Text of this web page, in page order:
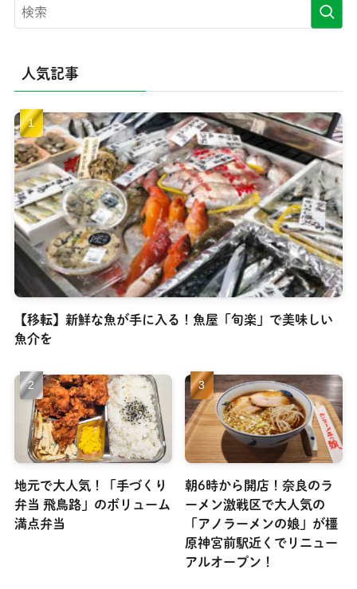
人気記事
【移転】新鮮な魚が手に入る！魚屋「旬楽」で美味しい
魚介を
地元で大人気！「手づくり
弁当 飛鳥路」のボリューム
満点弁当
朝6時から開店！奈良のラ
ーメン激戦区で大人気の
「アノラーメンの娘」が橿
原神宮前駅近くでリニュー
アルオープン！